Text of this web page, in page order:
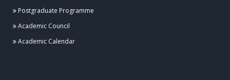
Postgraduate Programme
Academic Council
Academic Calendar